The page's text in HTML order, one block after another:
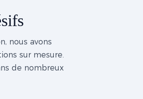
nous avons
sur mesure.
de nombreux